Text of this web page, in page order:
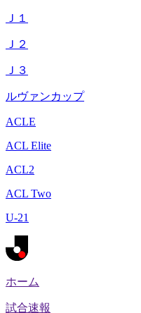
Ｊ１
Ｊ２
Ｊ３
ルヴァンカップ
ACLE
ACL Elite
ACL2
ACL Two
U-21
ホーム
試合速報